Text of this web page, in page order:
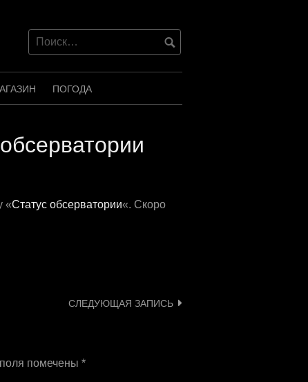
ПОГОДА
«Статус обсерватории«. Скоро
СЛЕДУЮЩАЯ ЗАПИСЬ
помечены *